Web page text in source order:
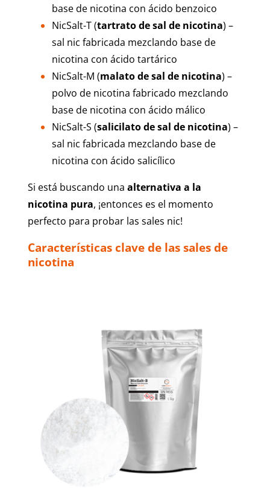
base de nicotina con ácido benzoico
NicSalt-T (tartrato de sal de nicotina) –
sal nic fabricada mezclando base de
nicotina con ácido tartárico
NicSalt-M (malato de sal de nicotina) –
polvo de nicotina fabricado mezclando
base de nicotina con ácido málico
NicSalt-S (salicilato de sal de nicotina) –
sal nic fabricada mezclando base de
nicotina con ácido salicílico
Si está buscando una alternativa a la
nicotina pura, ¡entonces es el momento
perfecto para probar las sales nic!
Características clave de las sales de
nicotina